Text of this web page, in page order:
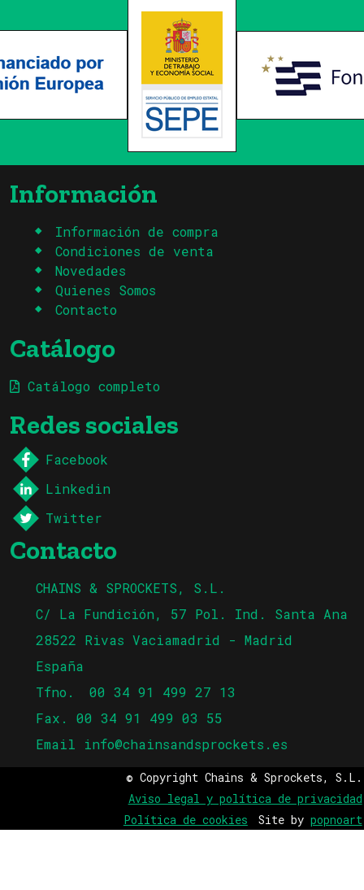
Información
Información de compra
Condiciones de venta
Novedades
Quienes Somos
Contacto
Catálogo
Catálogo completo
Redes sociales
Facebook
Linkedin
Twitter
Contacto
CHAINS & SPROCKETS, S.L.
C/ La Fundición, 57 Pol. Ind. Santa Ana
28522 Rivas Vaciamadrid - Madrid
España
Tfno.
00 34 91 499 27 13
Fax. 00 34 91 499 03 55
Email info@chainsandsprockets.es
© Copyright Chains & Sprockets, S.L.
Aviso legal y política de privacidad
Política de cookies
Site by popnoart